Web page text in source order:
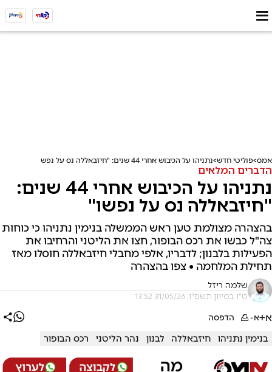
אמס פוליטי חדש נתניהו על הכיבוש אחרי 44 שנים: "חיזבאללה נס על נפשו"
הדברים המלאים
נתניהו על הכיבוש אחרי 44 שנים:
"חיזבאללה נס על נפשו"
בהצהרה מצולמת טען ראש הממשלה בנימין נתניהו כי כוחות
צה"ל כבשו את רכס הבופור, חצו את הליטני והרחיבו את
הפעילות בלבנון; לדבריו, אלפי מחבלי חיזבאללה חוסלו מאז
תחילת המלחמה • צפו בהצהרה
שלמה ריזל
ט"ו בסיוון תשפ"ו, 31/05/26 13:52
א+א- הדפסה
בנימין נתניהו חיזבאללה לבנון נהר הליטני רכס הבופור